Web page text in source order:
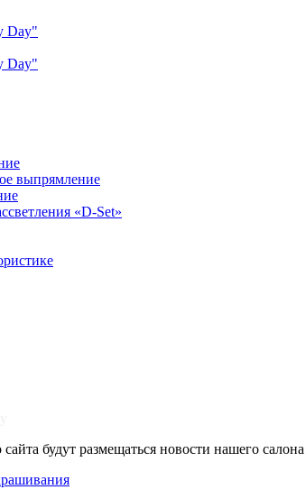
выпрямление
«D-Set»
будут размещаться новости нашего